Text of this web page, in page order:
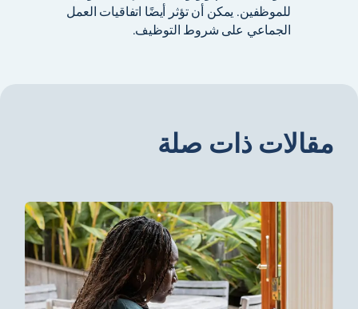
للموظفين. يمكن أن تؤثر أيضًا اتفاقيات العمل
الجماعي على شروط التوظيف.
مقالات ذات صلة